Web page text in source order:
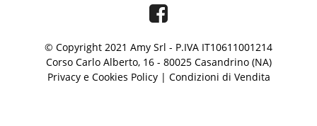
© Copyright 2021 Amy Srl - P.IVA IT10611001214
Corso Carlo Alberto, 16 - 80025 Casandrino (NA)
Privacy e Cookies Policy| Condizioni di Vendita